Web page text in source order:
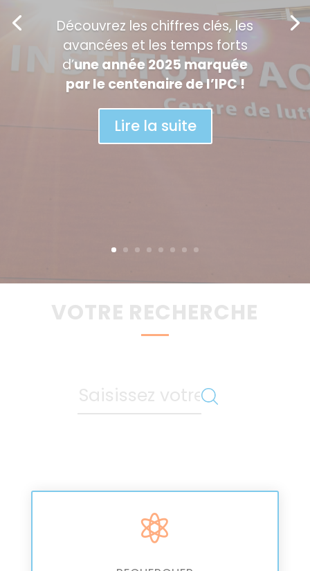
Découvrez les chiffres clés, les
avancées et les temps forts
d’une année 2025 marquée
par le centenaire de l’IPC !
Lire la suite
VOTRE RECHERCHE
Rechercher:
